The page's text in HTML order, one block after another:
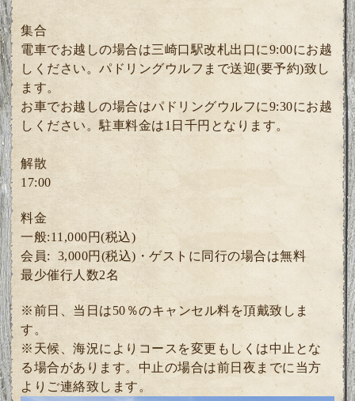
集合
電車でお越しの場合は三崎口駅改札出口に9:00にお越
しください。パドリングウルフまで送迎(要予約)致し
ます。
お車でお越しの場合はパドリングウルフに9:30にお越
しください。駐車料金は1日千円となります。
解散
17:00
料金
一般:11,000円(税込)
会員: 3,000円(税込)・ゲストに同行の場合は無料
最少催行人数2名
※前日、当日は50％のキャンセル料を頂戴致しま
す。
※天候、海況によりコースを変更もしくは中止とな
る場合があります。中止の場合は前日夜までに当方
よりご連絡致します。